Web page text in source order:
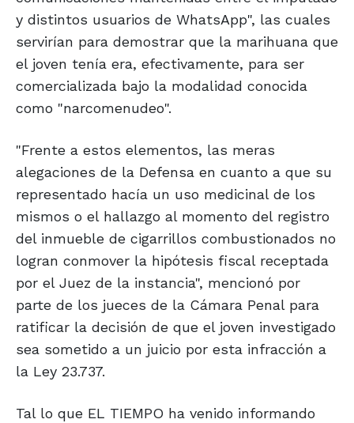
y distintos usuarios de WhatsApp", las cuales
servirían para demostrar que la marihuana que
el joven tenía era, efectivamente, para ser
comercializada bajo la modalidad conocida
como "narcomenudeo".
"Frente a estos elementos, las meras
alegaciones de la Defensa en cuanto a que su
representado hacía un uso medicinal de los
mismos o el hallazgo al momento del registro
del inmueble de cigarrillos combustionados no
logran conmover la hipótesis fiscal receptada
por el Juez de la instancia", mencionó por
parte de los jueces de la Cámara Penal para
ratificar la decisión de que el joven investigado
sea sometido a un juicio por esta infracción a
la Ley 23.737.
Tal lo que EL TIEMPO ha venido informando